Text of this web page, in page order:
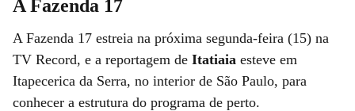
A Fazenda 17
A Fazenda 17 estreia na próxima segunda-feira (15) na
TV Record, e a reportagem de Itatiaia esteve em
Itapecerica da Serra, no interior de São Paulo, para
conhecer a estrutura do programa de perto.